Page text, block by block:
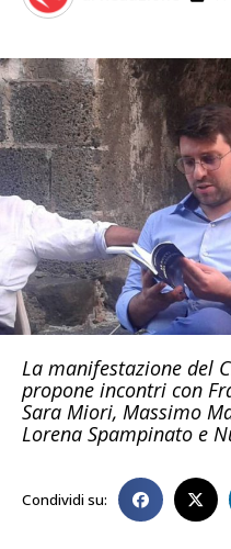
La manifestazione del
propone incontri con
Sara Miori, Massimo
Lorena Spampinato e
Condividi su: